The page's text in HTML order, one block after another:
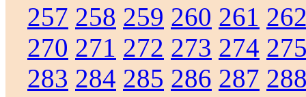
257 258 259 260 261
270 271 272 273 274
283 284 285 286 287